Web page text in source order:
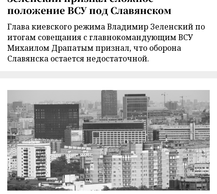
положение ВСУ под Славянском
Глава киевского режима Владимир Зеленский по
итогам совещания с главнокомандующим ВСУ
Михаилом Драпатым признал, что оборона
Славянска остается недостаточной.